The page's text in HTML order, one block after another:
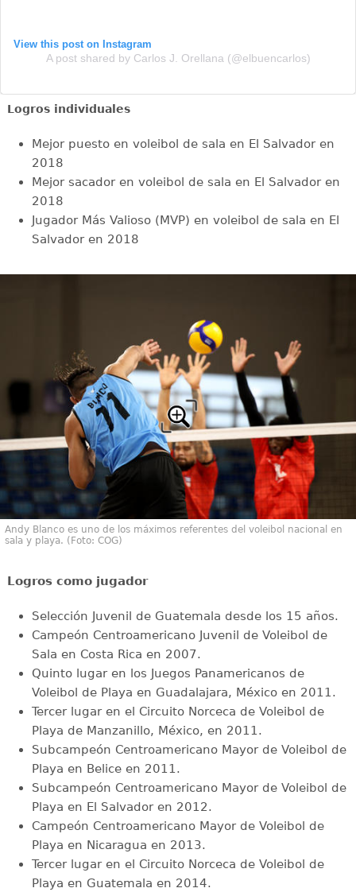
View this post on Instagram
A post shared by Carlos J. Orellana (@elbuencarlos)
Logros individuales
Mejor puesto en voleibol de sala en El Salvador en
2018
Mejor sacador en voleibol de sala en El Salvador en
2018
Jugador Más Valioso (MVP) en voleibol de sala en El
Salvador en 2018
Andy Blanco es uno de los máximos referentes del voleibol nacional en
sala y playa. (Foto: COG)
Logros como jugador
Selección Juvenil de Guatemala desde los 15 años.
Campeón Centroamericano Juvenil de Voleibol de
Sala en Costa Rica en 2007.
Quinto lugar en los Juegos Panamericanos de
Voleibol de Playa en Guadalajara, México en 2011.
Tercer lugar en el Circuito Norceca de Voleibol de
Playa de Manzanillo, México, en 2011.
Subcampeón Centroamericano Mayor de Voleibol de
Playa en Belice en 2011.
Subcampeón Centroamericano Mayor de Voleibol de
Playa en El Salvador en 2012.
Campeón Centroamericano Mayor de Voleibol de
Playa en Nicaragua en 2013.
Tercer lugar en el Circuito Norceca de Voleibol de
Playa en Guatemala en 2014.